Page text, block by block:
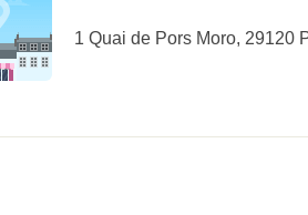
1 Quai de Pors Moro, 29120